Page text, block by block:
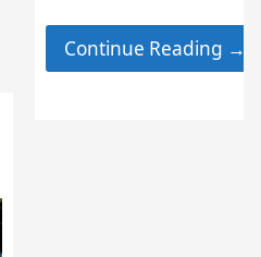
Continue Reading →